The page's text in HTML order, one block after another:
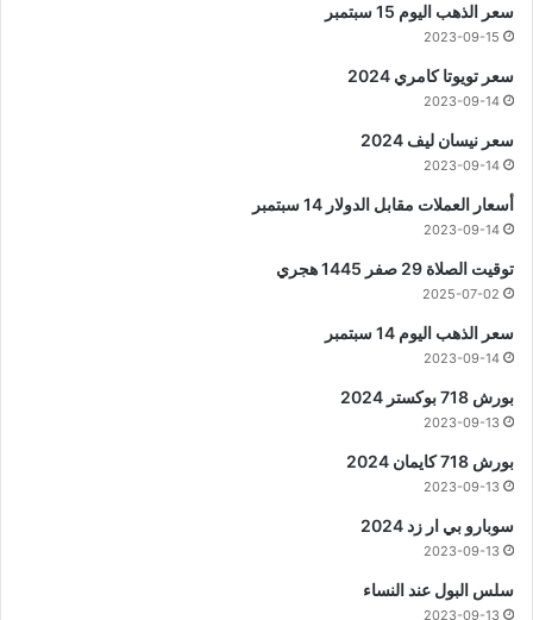
سعر الذهب اليوم 15 سبتمبر
2023-09-15
سعر تويوتا كامري 2024
2023-09-14
سعر نيسان ليف 2024
2023-09-14
أسعار العملات مقابل الدولار 14 سبتمبر
2023-09-14
توقيت الصلاة 29 صفر 1445 هجري
2025-07-02
سعر الذهب اليوم 14 سبتمبر
2023-09-14
بورش 718 بوكستر 2024
2023-09-13
بورش 718 كايمان 2024
2023-09-13
سوبارو بي ار زد 2024
2023-09-13
سلس البول عند النساء
2023-09-13